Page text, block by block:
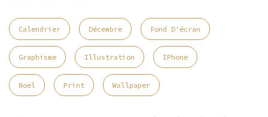
Calendrier Décembre Fond D'écran
Graphisme Illustration IPhone
Noël Print Wallpaper